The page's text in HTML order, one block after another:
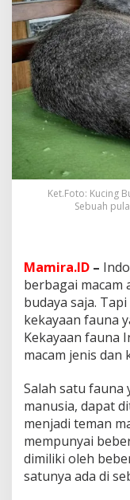
i
B
a
l
i
k
K
e
i
n
d
h
a
n
g
B
u
s
o
S
a
t
w
E
n
Ket.Foto: Kucing
Sebuah
Mamira.ID –
berbagai macam
budaya saja.
kekayaan fauna
Kekayaan fauna
macam jenis dan
Salah satu
manusia, dapat
menjadi teman
mempunyai
dimiliki oleh
satunya ada di